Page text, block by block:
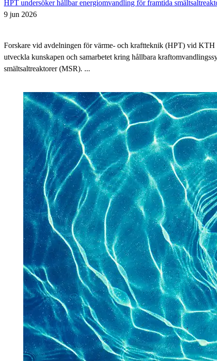
HPT undersöker hållbar energiomvandling för framtida
9 jun 2026
Forskare vid avdelningen för värme- och kraftteknik (HPT) vid KTH
utveckla kunskapen och samarbetet kring hållbara
smältsaltreaktorer (MSR). ...